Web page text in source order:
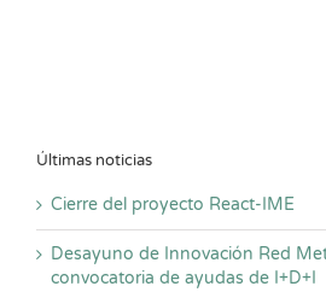
Últimas noticias
Cierre del proyecto React-IME
Desayuno de Innovación Red
convocatoria de ayudas de I+D+I